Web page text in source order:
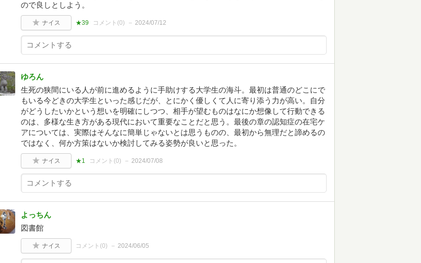
ので良しとしよう。
ナイス ★39 コメント(0) 2024/07/12
ゆろん
生死の狭間にいる人が前に進めるように手助けする大学生の海斗。最初は普通のどこにで
もいる今どきの大学生といった感じだが、とにかく優しくて人に寄り添う力が高い。自分
がどうしたいかという想いを明確にしつつ、相手が望むものはなにか想像して行動できる
のは、多様な生き方がある現代において重要なことだと思う。最後の章の認知症の在宅ケ
アについては、実際はそんなに簡単じゃないとは思うものの、最初から無理だと諦めるの
ではなく、何か方策はないか検討してみる姿勢が良いと思った。
ナイス ★1 コメント(0) 2024/07/08
よっちん
図書館
ナイス コメント(0) 2024/06/05